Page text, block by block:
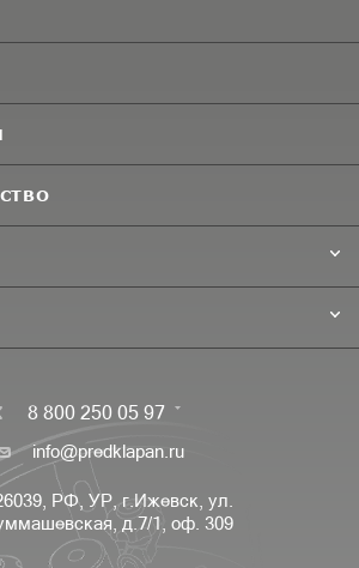
8 800 250 05 97
info@predklapan.ru
РФ, УР, г.Ижевск, ул.
д.7/1, оф. 309